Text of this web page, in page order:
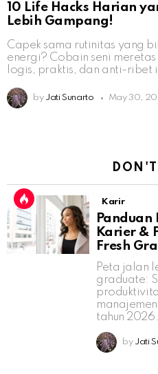
10 Life Hacks Harian
Lebih Gampang!
Capek sama rutinitas yang
energi? Cobain seni meretas
logis, praktis, dan anti-ribet
by Jati Sunarto May 30,
Karir
Panduan
Karier &
Fresh
Peta jalan
graduate:
tahun 2026.
by Jati